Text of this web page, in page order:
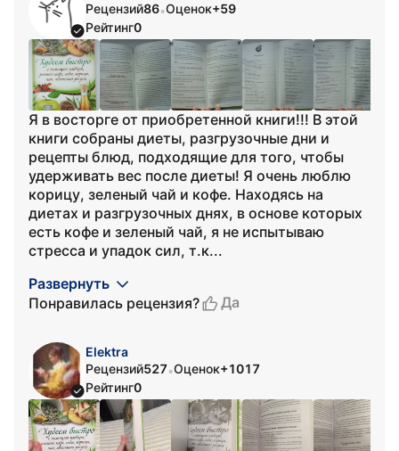
Рецензий86•Оценок+59
Рейтинг0
Я в восторге от приобретенной книги!!! В этой
книги собраны диеты, разгрузочные дни и
рецепты блюд, подходящие для того, чтобы
удерживать вес после диеты! Я очень люблю
корицу, зеленый чай и кофе. Находясь на
диетах и разгрузочных днях, в основе которых
есть кофе и зеленый чай, я не испытываю
стресса и упадок сил, т.к...
Развернуть
Понравилась рецензия?
Да
Elektra
Рецензий527•Оценок+1017
Рейтинг0